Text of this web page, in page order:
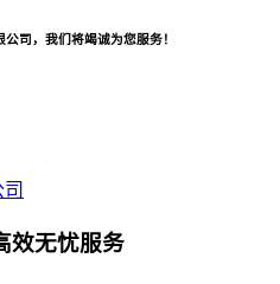
司，我们将竭诚为您服务！
效无忧服务